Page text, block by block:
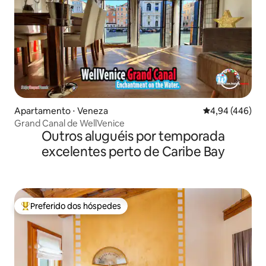
Apartamento ⋅ Veneza 4,94 de uma
4,94 (446)
Grand Canal de WellVenice
Outros aluguéis por temporada
excelentes perto de Caribe Bay
Entre os melhores preferidos dos hóspedes
Preferido dos hóspedes